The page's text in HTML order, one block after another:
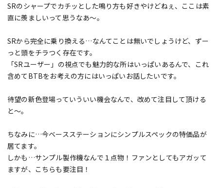
SRのシャープでカチッとした鳴り方も好きやけどねぇ、ここは素
直に羨ましいって思うなあ～。
SRから完全に乗り換える…なんてことは無いでしょうけど、ずー
っと頭をチラつく存在です。
「SRユーザー」の視点でも魅力的な所はいっぱいあるんで、これ
含めてBTBをお考えの方にはいっぱいお話したいです。
待望の新色登場っていういい機会なんで、改めて注目して頂ける
と～。
ちなみに…今ベースステーションにシンプルスペックの特価品が
居てます。
しかも…サンプル製作機なんで１点物！ファンとしてもアガッて
ますが、こちらも要注目！